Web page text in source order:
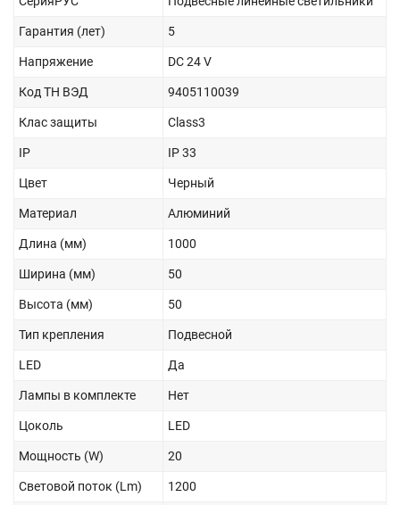
Гарантия (лет) 5
Напряжение DC 24 V
Код ТН ВЭД 9405110039
Клас защиты Class3
IP IP 33
Цвет Черный
Материал Алюминий
Длина (мм) 1000
Ширина (мм) 50
Высота (мм) 50
Тип крепления Подвесной
LED Да
Лампы в комплекте Нет
Цоколь LED
Мощность (W) 20
Световой поток (Lm) 1200